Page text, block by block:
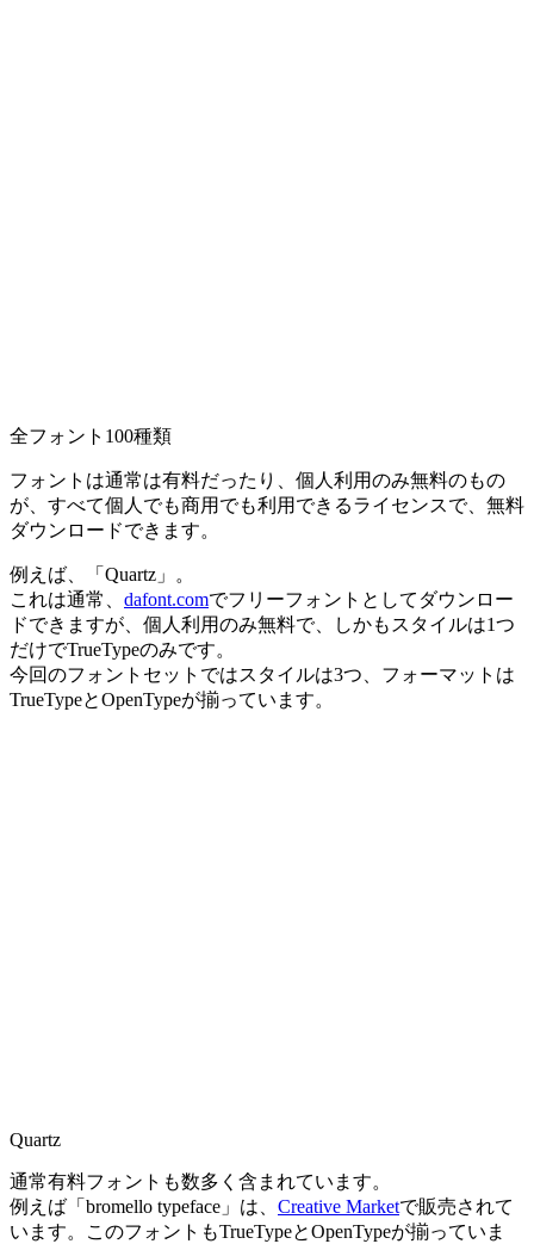
全フォント100種類
フォントは通常は有料だったり、個人利用のみ無料のもの
が、すべて個人でも商用でも利用できるライセンスで、無料
ダウンロードできます。
例えば、「Quartz」。
これは通常、 dafont.comでフリーフォントとしてダウンロー
ドできますが、個人利用のみ無料で、しかもスタイルは1つ
だけでTrueTypeのみです。
今回のフォントセットではスタイルは3つ、フォーマットは
TrueTypeとOpenTypeが揃っています。
Quartz
通常有料フォントも数多く含まれています。
例えば「bromello typeface」は、 Creative Marketで販売されて
います。このフォントもTrueTypeとOpenTypeが揃っていま